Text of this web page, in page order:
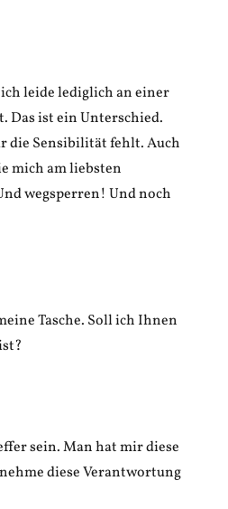
leide lediglich an einer
ist ein Unterschied.
die Sensibilität fehlt. Auch
mich am liebsten
wegsperren! Und noch
Tasche. Soll ich Ihnen
sein. Man hat mir diese
diese Verantwortung